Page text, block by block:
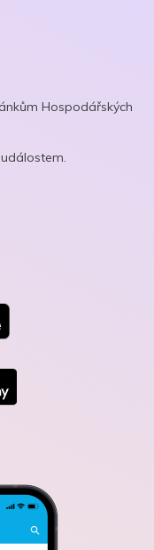
Hospodářských